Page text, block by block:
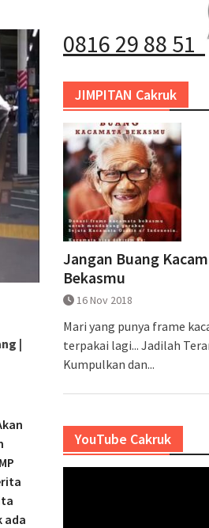
|
ada
0816 29 88 51
JIMPITAN Cakruk
Jangan Buang
Bekasmu
16 Nov 2018
Mari yang punya frame
terpakai lagi... Jadilah
Kumpulkan dan...
YouTube Cakruk